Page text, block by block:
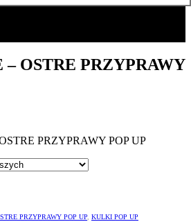
OSTRE PRZYPRAWY
PRZYPRAWY POP UP
PRZYPRAWY POP UP, KULKI POP UP